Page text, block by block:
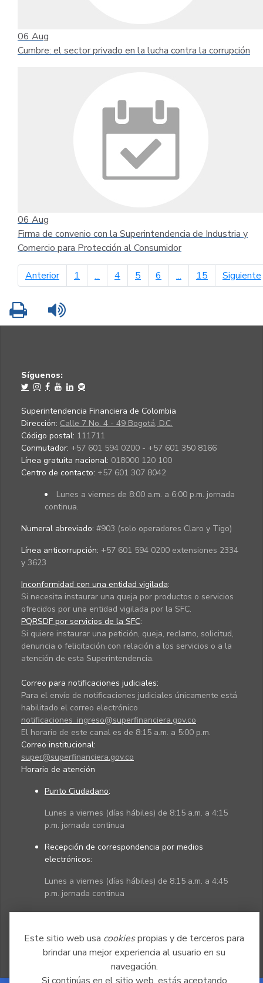
Este sitio web usa cookiespropias y de terceros para
brindar una mejor experiencia al usuario en su
navegación.
06 Aug
Cumbre: el sector privado en la lucha contra la corrupción
06 Aug
Firma de convenio con la Superintendencia de Industria y
Comercio para Protección al Consumidor
Anteriorpágina anterior
1 ... 4 5 6 ... 15 Siguiente
Imprimir
Síguenos:
Superintendencia Financiera de Colombia
Dirección: Calle 7 No. 4 - 49 Bogotá, D.C.
Código postal: 111711
Conmutador: +57 601 594 0200 - +57 601 350 8166
Línea gratuita nacional: 018000 120 100
Centro de contacto: +57 601 307 8042
Lunes a viernes de 8:00 a.m. a 6:00 p.m. jornada
continua.
Numeral abreviado: #903 (solo operadores Claro y Tigo)
Línea anticorrupción: +57 601 594 0200 extensiones 2334
y 3623
Inconformidad con una entidad vigilada:
Si necesita instaurar una queja por productos o servicios
ofrecidos por una entidad vigilada por la SFC.
PQRSDF por servicios de la SFC:
Si quiere instaurar una petición, queja, reclamo, solicitud,
denuncia o felicitación con relación a los servicios o a la
atención de esta Superintendencia.
Correo para notificaciones judiciales:
Para el envío de notificaciones judiciales únicamente está
habilitado el correo electrónico
notificaciones_ingreso@superfinanciera.gov.co
El horario de este canal es de 8:15 a.m. a 5:00 p.m.
Correo institucional:
super@superfinanciera.gov.co
Horario de atención
Punto Ciudadano:
Lunes a viernes (días hábiles) de 8:15 a.m. a 4:15
p.m. jornada continua
Recepción de correspondencia por medios
electrónicos:
Lunes a viernes (días hábiles) de 8:15 a.m. a 4:45
p.m. jornada continua